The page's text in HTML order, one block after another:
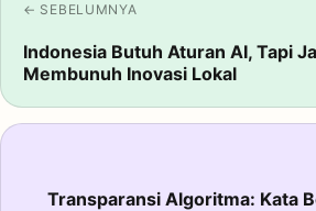
← SEBELUMNYA
Indonesia Butuh Aturan AI, Tapi
Membunuh Inovasi Lokal
Transparansi Algoritma: Kata